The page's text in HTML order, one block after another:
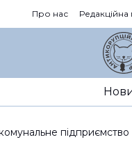
Про нас Редакційна
підприємство